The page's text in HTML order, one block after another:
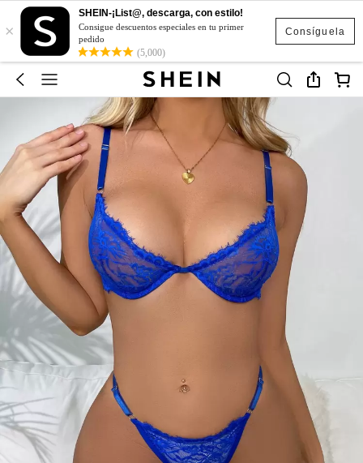
Consíguela
×
SHEIN-¡List@, descarga, con estilo!
Consigue descuentos especiales en tu primer
pedido
(5,000)